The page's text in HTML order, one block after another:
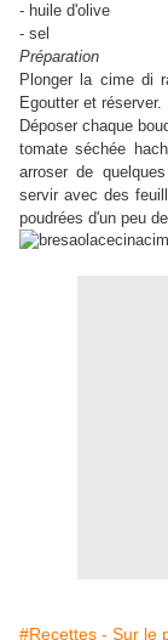
- huile d'olive
- sel
Préparation
Plonger la cime di
Egoutter et réserver.
Déposer chaque
tomate séchée
arroser de
servir avec des
poudrées d'un peu
#Recettes - Sur le